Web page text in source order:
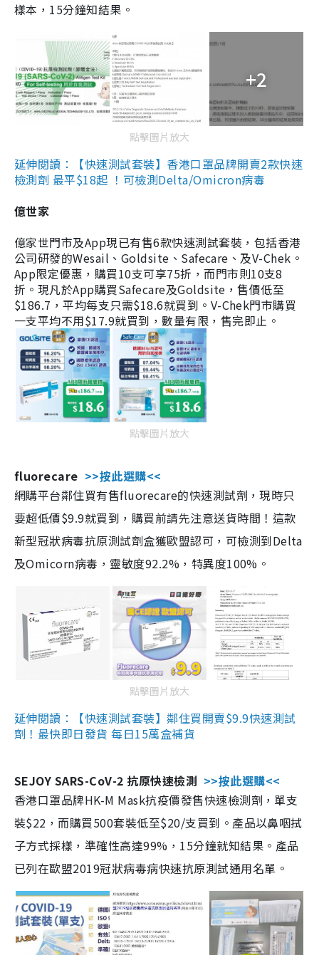
樣本，15分鐘知結果。
+2
點擊圖片放大
延伸閱讀：【快速測試套裝】香港口罩品牌開賣2款快速
檢測劑 最平$18起 ！可檢測Delta/Omicron病毒
億世家
億家世門市及App現已有售6款快速測試套裝，包括香港
公司研發的Wesail、Goldsite、Safecare、及V-Chek。
App限定優惠，購買10支可享75折，而門市則10支8
折。現凡於App購買Safecare及Goldsite，售價低至
$186.7，平均每支只需$18.6就買到。V-Chek門市購買
一支平均不用$17.9就買到，數量有限，售完即止。
點擊圖片放大
fluorecare >>按此選購<<
網購平台鄰住買有售fluorecare的快速測試劑，現時只
要超低價$9.9就買到，購買前請先注意送貨時間！這款
新型冠狀病毒抗原測試劑盒獲歐盟認可，可檢測到Delta
及Omicorn病毒，靈敏度92.2%，特異度100%。
點擊圖片放大
延伸閱讀：【快速測試套裝】鄰住買開賣$9.9快速測試
劑！最快即日發貨 每日15萬盒補貨
SEJOY SARS-CoV-2 抗原快速檢測 >>按此選購<<
香港口罩品牌HK-M Mask抗疫價發售快速檢測劑，單支
裝$22，而購買500套裝低至$20/支買到。產品以鼻咽拭
子方式採樣，準確性高達99%，15分鐘就知結果。產品
已列在歐盟2019冠狀病毒病快速抗原測試通用名單。